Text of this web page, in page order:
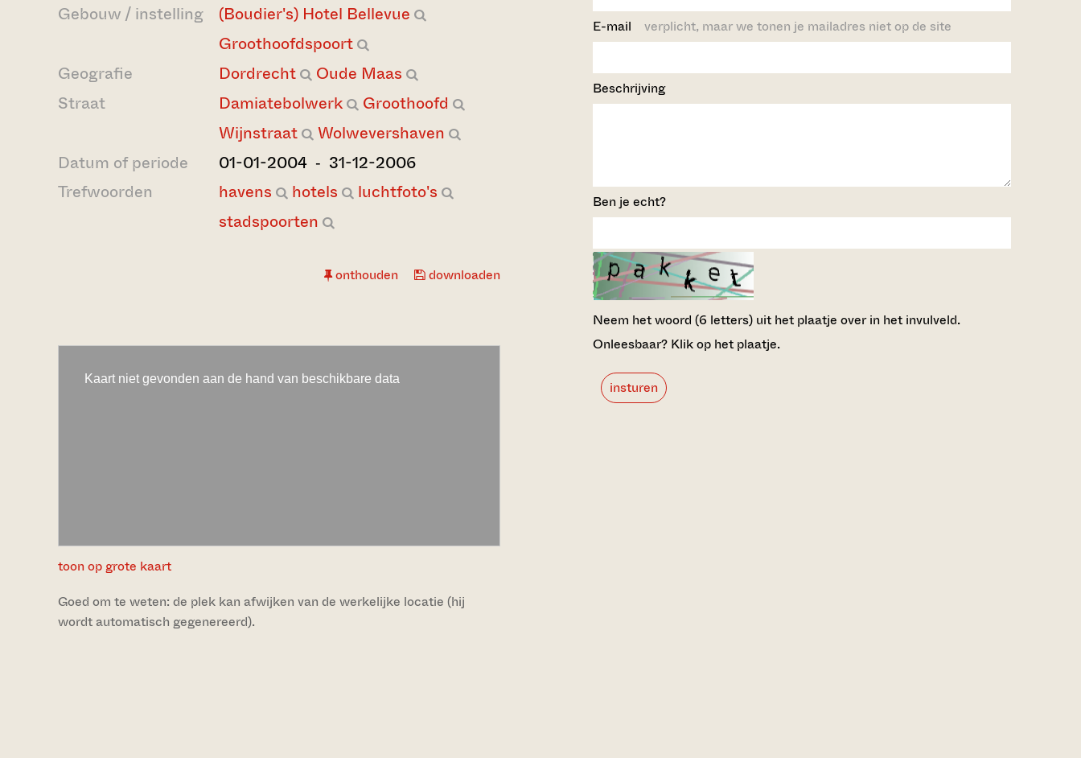
Gebouw / instelling
(Boudier's) Hotel Bellevue
Groothoofdspoort
Geografie
Dordrecht
Oude Maas
Straat
Damiatebolwerk
Groothoofd
Wijnstraat
Wolwevershaven
Datum of periode
01-01-2004 ‐ 31-12-2006
Trefwoorden
havens hotels
luchtfoto's
stadspoorten
onthouden downloaden
toon op grote kaart
Goed om te weten: de plek kan afwijken van de werkelijke locatie (hij
wordt automatisch gegenereerd).
E-mail verplicht, maar we tonen je mailadres niet op de site
Beschrijving
Ben je echt?
Neem het woord (6 letters) uit het plaatje over in het invulveld.
Onleesbaar? Klik op het plaatje.
insturen